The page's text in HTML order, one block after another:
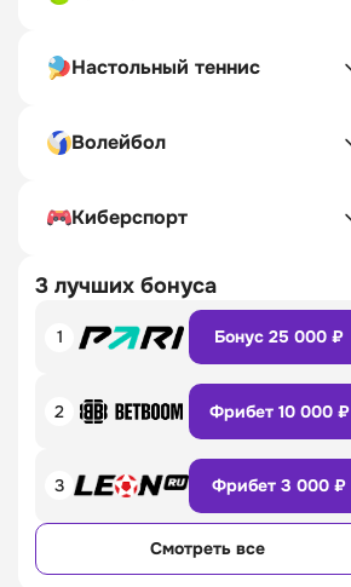
Настольный теннис
Волейбол
Киберспорт
3 лучших бонуса
1 Бонус 25 000 ₽
2 Фрибет 10 000 ₽
3 Фрибет 3 000 ₽
Смотреть все